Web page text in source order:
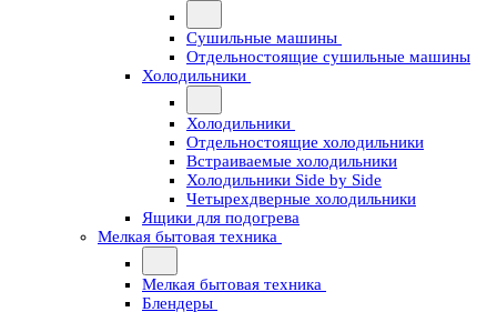
Сушильные машины
Отдельностоящие сушильные машины
Холодильники
Холодильники
Отдельностоящие холодильники
Встраиваемые холодильники
Холодильники Side by Side
Четырехдверные холодильники
Ящики для подогрева
Мелкая бытовая техника
Мелкая бытовая техника
Блендеры